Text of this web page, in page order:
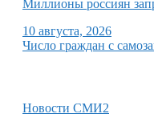
Миллионы россиян
10 августа, 2026
Число граждан с
Новости СМИ2